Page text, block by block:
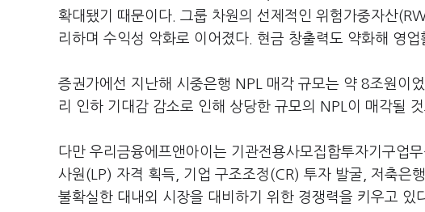
확대됐기 때문이다. 그룹 차원의 선제적인 위험가중자산
리하며 수익성 악화로 이어졌다. 현금 창출력도 약화해 영
증권가에선 지난해 시중은행 NPL 매각 규모는 약 8조원이
리 인하 기대감 감소로 인해 상당한 규모의 NPL이 매각될
다만 우리금융에프앤아이는 기관전용사모집합투자기구업
사원(LP) 자격 획득, 기업 구조조정(CR) 투자 발굴, 저축은
불확실한 대내외 시장을 대비하기 위한 경쟁력을 키우고 있